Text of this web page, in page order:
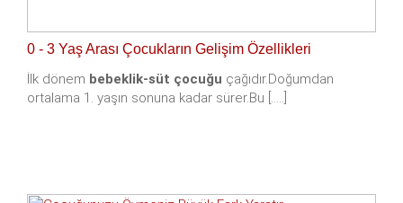
0 - 3 Yaş Arası Çocukların Gelişim Özellikleri
İlk dönem bebeklik-süt çocuğu çağıdır.Doğumdan
ortalama 1. yaşın sonuna kadar sürer.Bu [.....]